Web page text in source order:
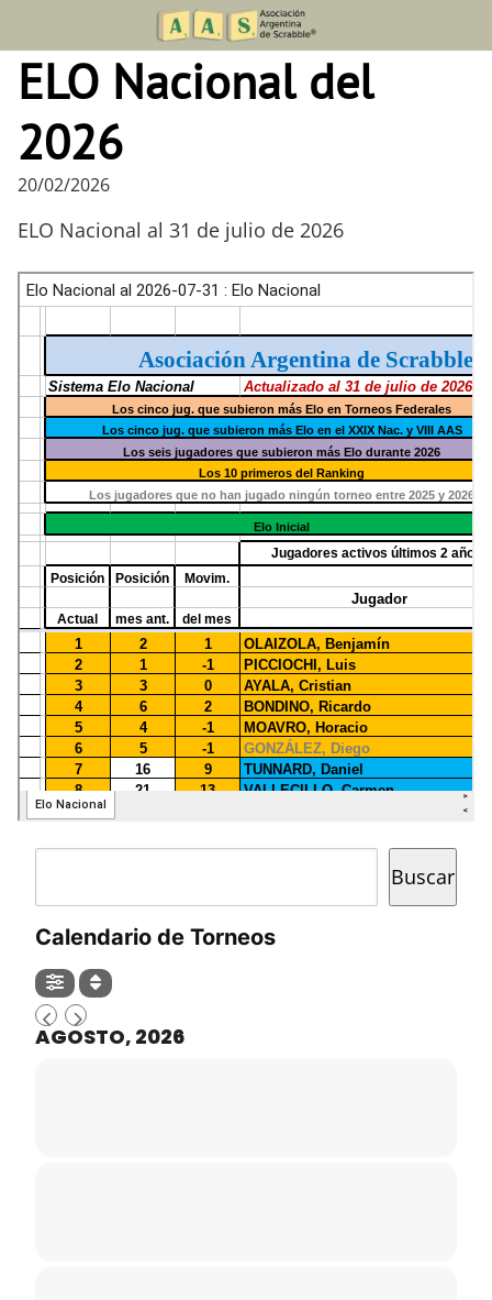
content
ELO Nacional del
2026
20/02/2026
ELO Nacional al 31 de julio de 2026
Buscar
Calendario de Torneos
AGOSTO, 2026